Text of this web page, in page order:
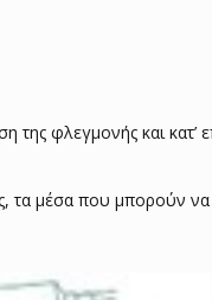
της φλεγμoνής και
μέσα που μπορούν να